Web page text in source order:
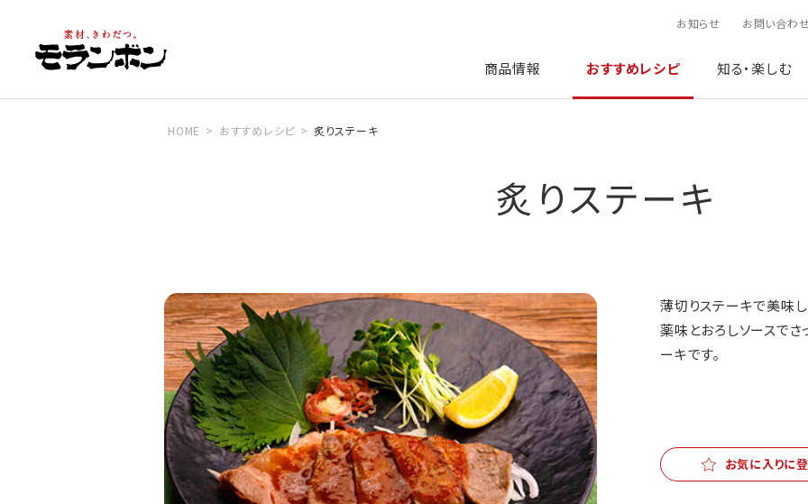
お知らせ お問い合わ
商品情報 おすすめレシピ 知る・楽しむ
HOME おすすめレシピ 炙りステーキ
炙りステーキ
薄切りステーキで美味し
薬味とおろしソースで
ーキです。
お気に入りに